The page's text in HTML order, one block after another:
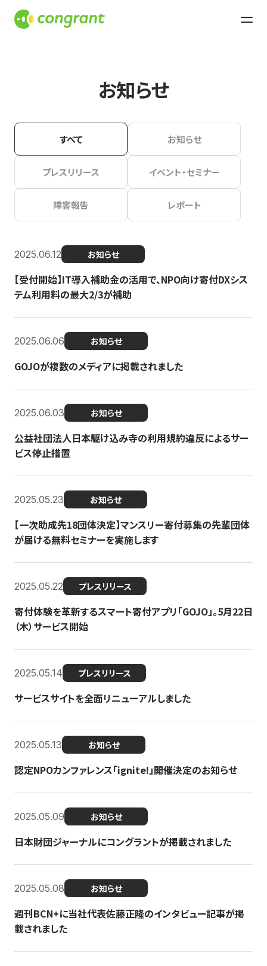
お知らせ
すべて お知らせ
プレスリリース イベント・セミナー
障害報告 レポート
2025.06.12 お知らせ
【受付開始】IT導入補助金の活用で、NPO向け寄付DXシス
テム利用料の最大2/3が補助
2025.06.06 お知らせ
GOJOが複数のメディアに掲載されました
2025.06.03 お知らせ
公益社団法人日本駆け込み寺の利用規約違反によるサー
ビス停止措置
2025.05.23 お知らせ
【一次助成先18団体決定】マンスリー寄付募集の先輩団体
が届ける無料セミナーを実施します
2025.05.22 プレスリリース
寄付体験を革新するスマート寄付アプリ「GOJO」。5月22日
（木）サービス開始
2025.05.14 プレスリリース
サービスサイトを全面リニューアルしました
2025.05.13 お知らせ
認定NPOカンファレンス「ignite!」開催決定のお知らせ
2025.05.09 お知らせ
日本財団ジャーナルにコングラントが掲載されました
2025.05.08 お知らせ
週刊BCN+に当社代表佐藤正隆のインタビュー記事が掲
載されました